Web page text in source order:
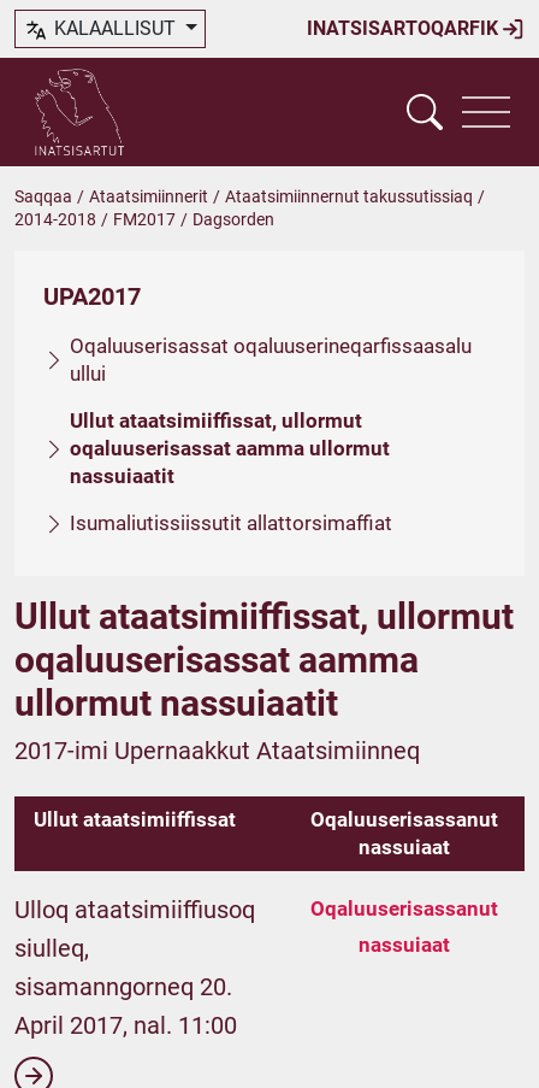
INATSISARTOQARFIK
KALAALLISUT
Saqqaa / Ataatsimiinnerit / Ataatsimiinnernut takussutissiaq /
2014-2018 / FM2017 / Dagsorden
UPA2017
Oqaluuserisassat oqaluuserineqarfissaasalu
ullui
Ullut ataatsimiiffissat, ullormut
oqaluuserisassat aamma ullormut
nassuiaatit
Isumaliutissiissutit allattorsimaffiat
Ullut ataatsimiiffissat, ullormut
oqaluuserisassat aamma
ullormut nassuiaatit
2017-imi Upernaakkut Ataatsimiinneq
Ullut ataatsimiiffissat
Oqaluuserisassanut
nassuiaat
Ulloq ataatsimiiffiusoq
siulleq,
sisamanngorneq 20.
April 2017, nal. 11:00
Oqaluuserisassanut
nassuiaat